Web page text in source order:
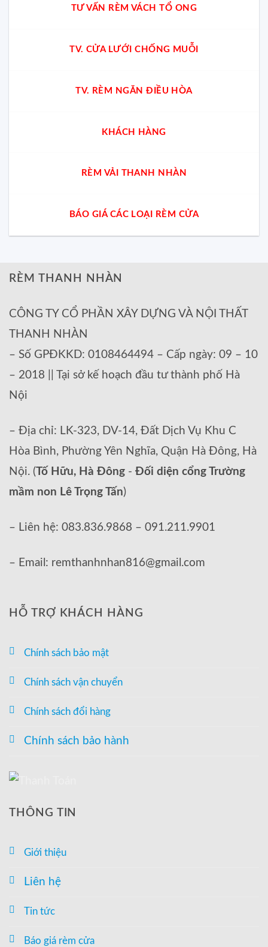
TƯ VẤN RÈM VÁCH TỔ ONG
TV. CỬA LƯỚI CHỐNG MUỖI
TV. RÈM NGĂN ĐIỀU HÒA
KHÁCH HÀNG
RÈM VẢI THANH NHÀN
BÁO GIÁ CÁC LOẠI RÈM CỬA
RÈM THANH NHÀN
CÔNG TY CỔ PHẦN XÂY DỰNG VÀ NỘI THẤT
THANH NHÀN
– Số GPĐKKD: 0108464494 – Cấp ngày: 09 – 10
– 2018 || Tại sở kế hoạch đầu tư thành phố Hà
Nội
– Địa chỉ: LK-323, DV-14, Đất Dịch Vụ Khu C
Hòa Bình, Phường Yên Nghĩa, Quận Hà Đông, Hà
Nội. (Tố Hữu, Hà Đông - Đối diện cổng Trường
mầm non Lê Trọng Tấn)
– Liên hệ: 083.836.9868 – 091.211.9901
– Email: remthanhnhan816@gmail.com
HỖ TRỢ KHÁCH HÀNG
Chính sách bảo mật
Chính sách vận chuyển
Chính sách đổi hàng
Chính sách bảo hành
THÔNG TIN
Giới thiệu
Liên hệ
Tin tức
Báo giá rèm cửa